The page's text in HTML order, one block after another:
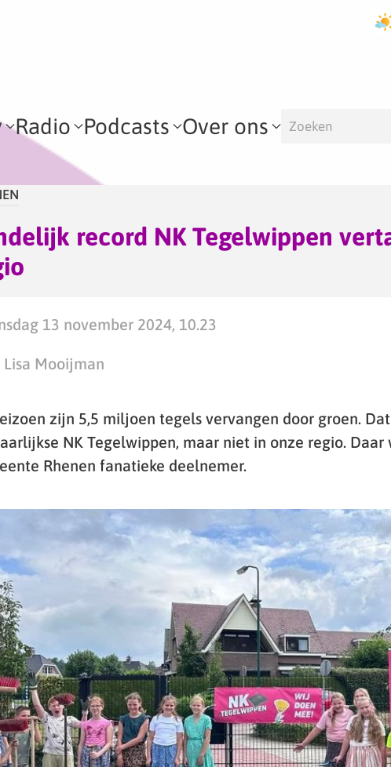
Radio Podcasts Over ons
record NK Tegelwippen
13 november 2024, 10.23
Lisa Mooijman
zijn 5,5 miljoen tegels vervangen door groen.
NK Tegelwippen, maar niet in onze regio. Daar
Rhenen fanatieke deelnemer.